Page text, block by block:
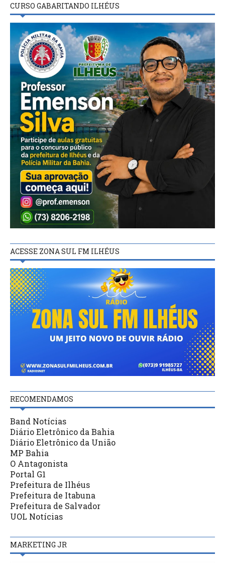
CURSO GABARITANDO ILHÉUS
ACESSE ZONA SUL FM ILHÉUS
RECOMENDAMOS
Band Notícias
Diário Eletrônico da Bahia
Diário Eletrônico da União
MP Bahia
O Antagonista
Portal G1
Prefeitura de Ilhéus
Prefeitura de Itabuna
Prefeitura de Salvador
UOL Notícias
MARKETING JR